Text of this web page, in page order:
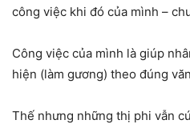
công việc khi đó của mình –
Công việc của mình là giúp
hiện (làm gương) theo đúng
Thế nhưng những thị phi vẫn